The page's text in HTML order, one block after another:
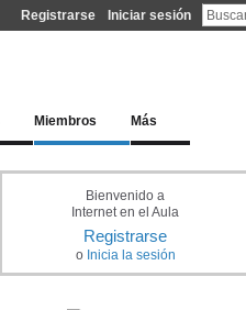
Registrarse Iniciar sesión
Miembros Más
Bienvenido a
Internet en el Aula
Registrarse
o Inicia la sesión